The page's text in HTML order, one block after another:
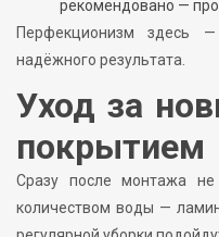
рекомендовано —
Перфекционизм здесь
надёжного результата.
Уход за
покрытием
Сразу после монтажа
количеством воды —